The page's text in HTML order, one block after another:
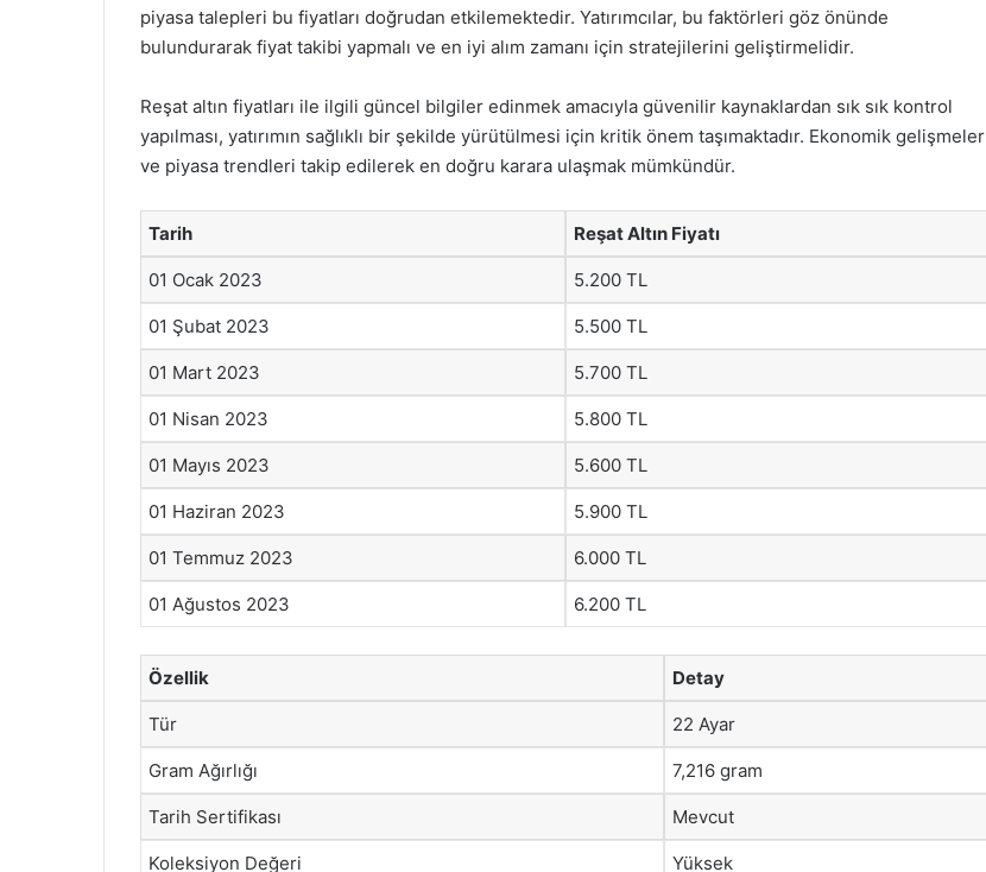
piyasa talepleri bu fiyatları doğrudan etkilemektedir. Yatırımcılar, bu faktörleri göz önünde
bulundurarak fiyat takibi yapmalı ve en iyi alım zamanı için stratejilerini geliştirmelidir.
Reşat altın fiyatları ile ilgili güncel bilgiler edinmek amacıyla güvenilir kaynaklardan sık sık kontrol
yapılması, yatırımın sağlıklı bir şekilde yürütülmesi için kritik önem taşımaktadır. Ekonomik gelişmeler
ve piyasa trendleri takip edilerek en doğru karara ulaşmak mümkündür.
Tarih Reşat Altın Fiyatı
01 Ocak 2023 5.200 TL
01 Şubat 2023 5.500 TL
01 Mart 2023 5.700 TL
01 Nisan 2023 5.800 TL
01 Mayıs 2023 5.600 TL
01 Haziran 2023 5.900 TL
01 Temmuz 2023 6.000 TL
01 Ağustos 2023 6.200 TL
Özellik Detay
Tür 22 Ayar
Gram Ağırlığı 7,216 gram
Tarih Sertifikası Mevcut
Koleksiyon Değeri Yüksek